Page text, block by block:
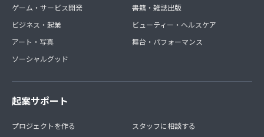
ゲーム・サービス開発
ビジネス・起業
アート・写真
ソーシャルグッド
書籍・雑誌出版
ビューティー・ヘルスケア
舞台・パフォーマンス
起案サポート
プロジェクトを作る
スタッフに相談する